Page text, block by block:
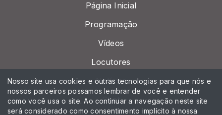
Página Inicial
Programação
Vídeos
Locutores
Notícias
Chat
Nosso site usa cookies e outras tecnologias para que nós e
nossos parceiros possamos lembrar de você e entender
como você usa o site. Ao continuar a navegação neste site
será considerado como consentimento implícito à nossa